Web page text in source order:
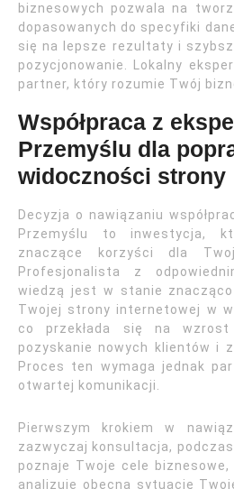
biznesowych pozwala na
dopasowanych do specyfiki
się na lepsze rezultaty i
pozycjonowanie. Lokalny
partner, który rozumie Twój
Współpraca z
Przemyślu dla
widoczności strony
Decyzja o nawiązaniu
Przemyślu to inwestycja,
znaczące korzyści dla
Profesjonalista z
wiedzą jest w stanie
Twojej strony internetowej w
co przekłada się na wzrost
pozyskanie nowych klientów i
Proces ten wymaga jednak
otwartej komunikacji.
Pierwszym krokiem w
zazwyczaj konsultacja,
poznaje Twoje cele
analizuje obecną sytuację